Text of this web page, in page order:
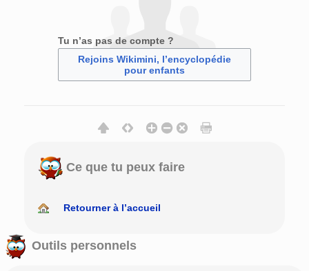
Tu n’as pas de compte ?
Rejoins Wikimini, l’encyclopédie
pour enfants
Ce que tu peux faire
Retourner à l’accueil
Outils personnels